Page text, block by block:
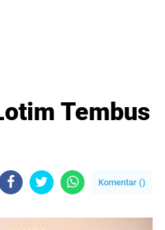
Tembus
Komentar ()